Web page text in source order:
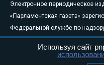
Электронное периодическое
«Парламентская газета»
Федеральной службе по
связи, информационных
массовых коммуникаций
Используя сайт